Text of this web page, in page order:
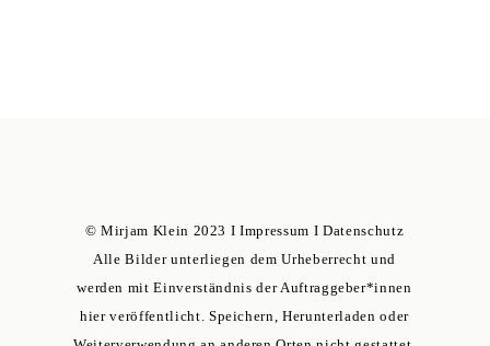
© Mirjam Klein 2023 IImpressum IDatenschutz
Alle Bilder unterliegen dem Urheberrecht und
werden mit Einverständnis der Auftraggeber*innen
hier veröffentlicht. Speichern, Herunterladen oder